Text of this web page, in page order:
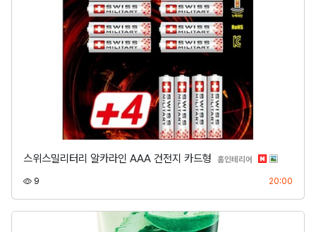
스위스밀리터리 알카라인 AAA 건전지 카드형 홈인테리어 분류
9 20:00